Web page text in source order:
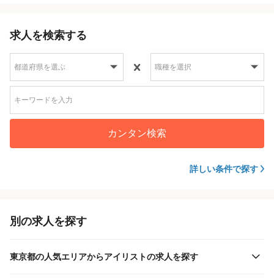
求人を検索する
カンタン検索
詳しい条件で探す
別の求人を探す
東京都の人気エリアからアイリストの求人を探す